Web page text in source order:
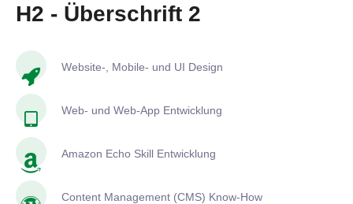
H2 - Überschrift 2
Website-, Mobile- und UI Design
Web- und Web-App Entwicklung
Amazon Echo Skill Entwicklung
Content Management (CMS) Know-How